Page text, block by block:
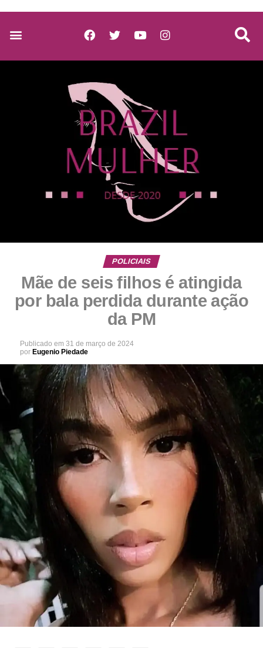
POLICIAIS
Mãe de seis filhos é atingida
por bala perdida durante ação
da PM
Publicado em 31 de março de 2024
por Eugenio Piedade